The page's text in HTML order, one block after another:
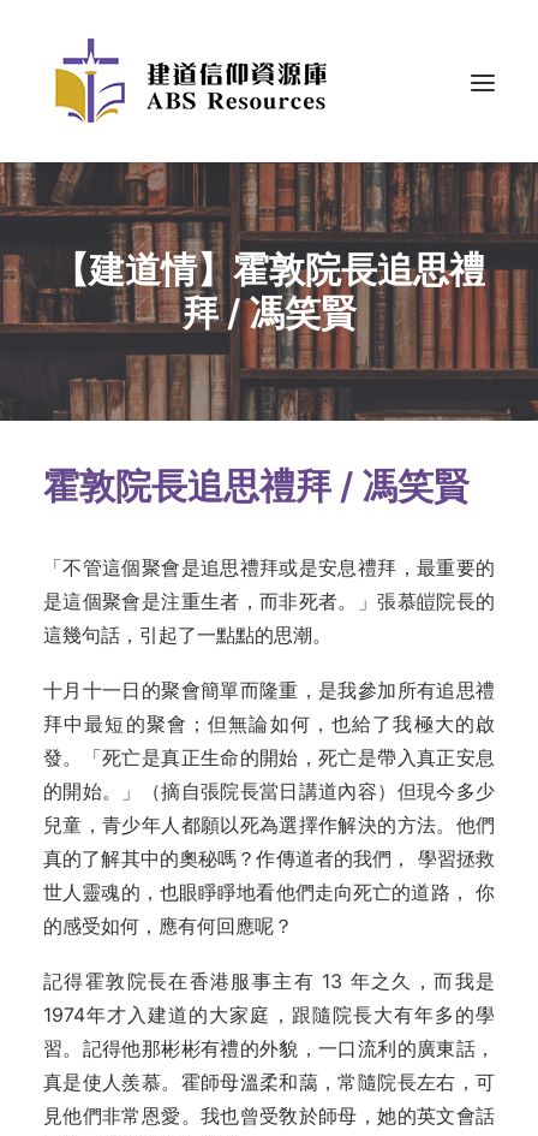
【建道情】霍敦院長追思禮
拜 / 馮笑賢
霍敦院長追思禮拜 / 馮笑賢
「不管這個聚會是追思禮拜或是安息禮拜，最重要的
是這個聚會是注重生者，而非死者。」張慕皚院長的
這幾句話，引起了一點點的思潮。
十月十一日的聚會簡單而隆重，是我參加所有追思禮
拜中最短的聚會；但無論如何，也給了我極大的啟
發。「死亡是真正生命的開始，死亡是帶入真正安息
的開始。」（摘自張院長當日講道內容）但現今多少
兒童，青少年人都願以死為選擇作解決的方法。他們
真的了解其中的奧秘嗎？作傳道者的我們， 學習拯救
世人靈魂的，也眼睜睜地看他們走向死亡的道路， 你
的感受如何，應有何回應呢？
記得霍敦院長在香港服事主有 13 年之久，而我是
1974年才入建道的大家庭，跟隨院長大有年多的學
習。記得他那彬彬有禮的外貌，一口流利的廣東話，
真是使人羨慕。霍師母溫柔和藹，常隨院長左右，可
見他們非常恩愛。我也曾受敎於師母，她的英文會話